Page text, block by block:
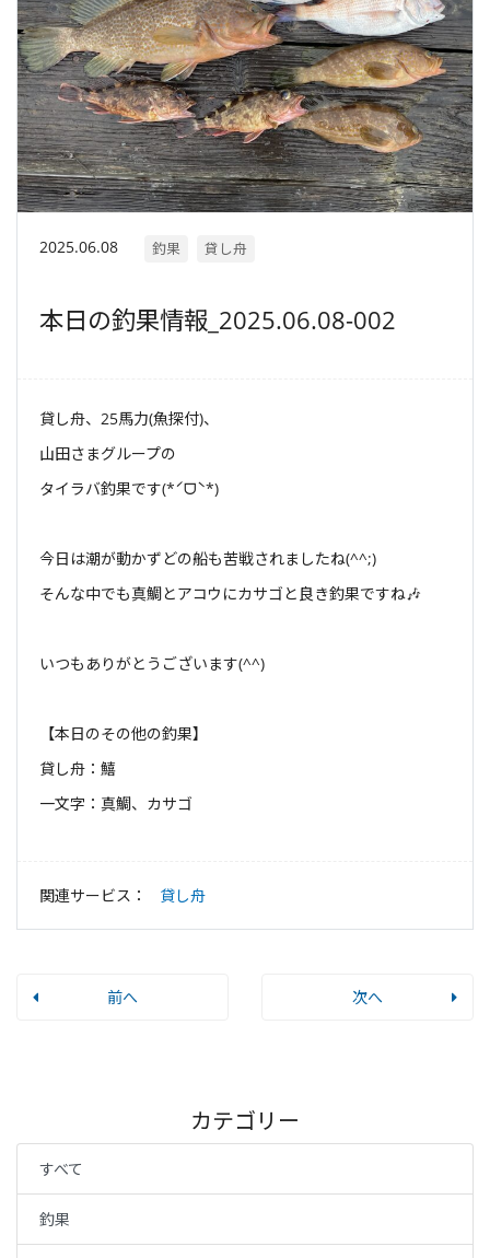
2025.06.08 釣果 貸し舟
本日の釣果情報_2025.06.08-002
貸し舟、25馬力(魚探付)、
山田さまグループの
タイラバ釣果です(*ˊᗜˋ*)
今日は潮が動かずどの船も苦戦されましたね(^^;)
そんな中でも真鯛とアコウにカサゴと良き釣果ですね🎶
いつもありがとうございます(^^)
【本日のその他の釣果】
貸し舟：鱚
一文字：真鯛、カサゴ
関連サービス： 貸し舟
前へ 次へ
カテゴリー
すべて
釣果